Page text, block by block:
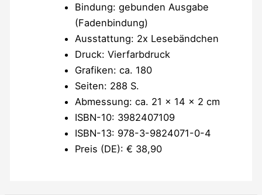
Bindung: gebunden Ausgabe
(Fadenbindung)
Ausstattung: 2x Lesebändchen
Druck: Vierfarbdruck
Grafiken: ca. 180
Seiten: 288 S.
Abmessung: ca. ‎21 x 14 x 2 cm
ISBN-10: 3982407109
ISBN-13: 978-3-9824071-0-4
Preis (DE): € 38,90